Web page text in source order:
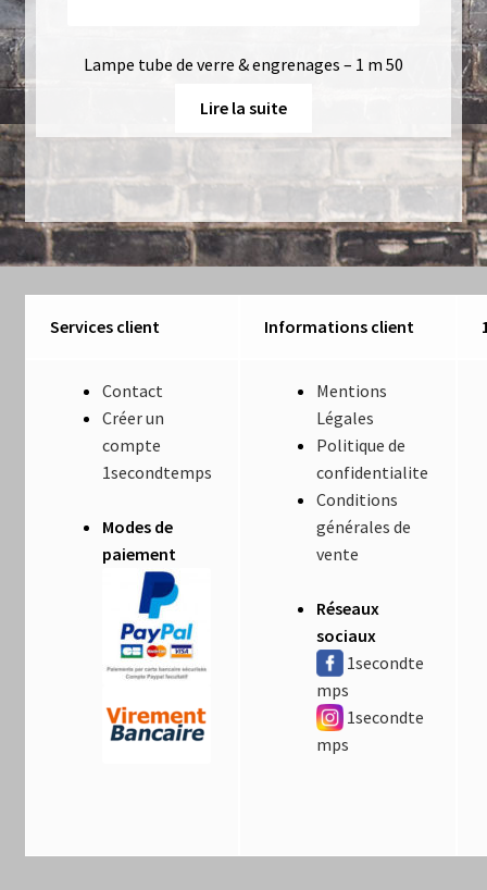
Lampe tube de verre & engrenages – 1 m 50
Lire la suite
Services client Informations client
Contact
Créer un
compte
1secondtemps
Modes de
paiement
Mentions
Légales
Politique de
confidentialite
Conditions
générales de
vente
Réseaux
sociaux
1secondte
mps
1secondte
mps